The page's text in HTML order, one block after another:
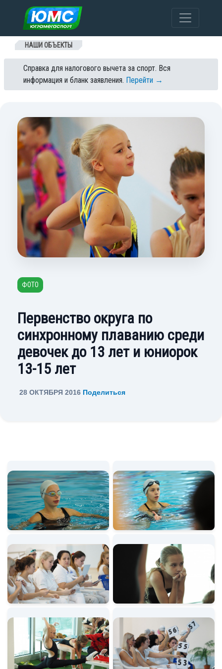
Перейти к содержанию
НАШИ ОБЪЕКТЫ
Справка для налогового вычета за спорт. Вся
информация и бланк заявления. Перейти →
ФОТО
Первенство округа по
синхронному плаванию среди
девочек до 13 лет и юниорок
13-15 лет
28 ОКТЯБРЯ 2016 Поделиться